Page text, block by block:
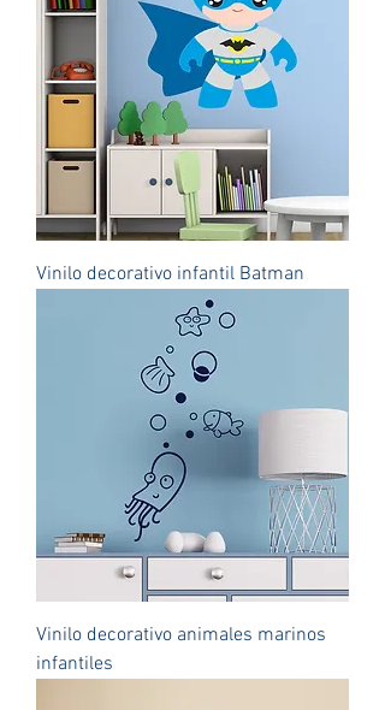
Vinilo decorativo infantil Batman
Vinilo decorativo animales marinos
infantiles